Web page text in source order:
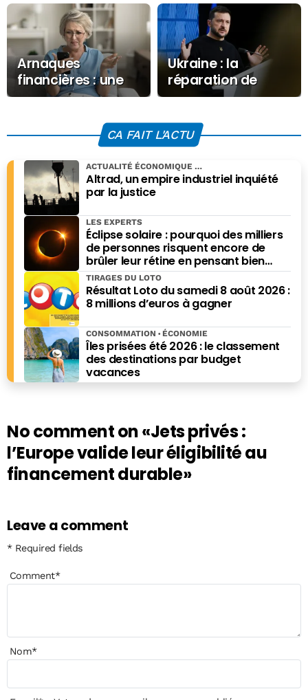
Arnaques
financières : une
plainte contre
Tiktok en France
Ukraine : la
réparation de
l’oléoduc Droujba
déblocage du prêt
européen
CA FAIT L'ACTU
Altrad, un empire industriel inquiété
par la justice
ACTUALITÉ ÉCONOMIQUE
Éclipse solaire : pourquoi des milliers
de personnes risquent encore de
brûler leur rétine en pensant bien
faire
LES EXPERTS
Résultat Loto du samedi 8 août 2026 :
8 millions d’euros à gagner
TIRAGES DU LOTO
Îles prisées été 2026 : le classement
des destinations par budget
vacances
CONSOMMATION ÉCONOMIE
No comment on«Jets privés :
l’Europe valide leur éligibilité au
financement durable»
Leave a comment
* Required fields
Comment*
Nom*